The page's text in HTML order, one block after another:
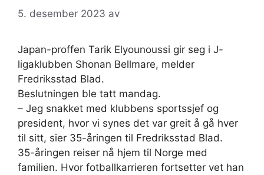
5. desember 2023 av
Japan-proffen Tarik Elyounoussi gir seg i J-
ligaklubben Shonan Bellmare, melder
Fredriksstad Blad.
Beslutningen ble tatt mandag.
– Jeg snakket med klubbens sportssjef og
president, hvor vi synes det var greit å gå hver
til sitt, sier 35-åringen til Fredriksstad Blad.
35-åringen reiser nå hjem til Norge med
familien. Hvor fotballkarrieren fortsetter vet han